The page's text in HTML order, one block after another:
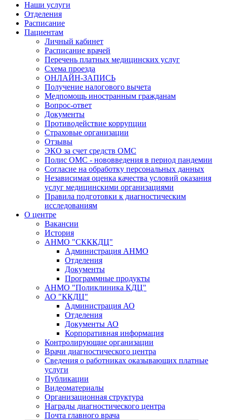
Наши услуги
Отделения
Расписание
Пациентам
Личный кабинет
Расписание врачей
Перечень платных медицинских услуг
Схема проезда
ОНЛАЙН-ЗАПИСЬ
Получение налогового вычета
Медпомощь иностранным гражданам
Вопрос-ответ
Документы
Противодействие коррупции
Страховые организации
Отзывы
ЭКО за счет средств ОМС
Полис ОМС - нововведения в период пандемии
Согласие на обработку персональных данных
Независимая оценка качества условий оказания
услуг медицинскими организациями
Правила подготовки к диагностическим
исследованиям
О центре
Вакансии
История
АНМО "СКККДЦ"
Администрация АНМО
Отделения
Документы
Программные продукты
АНМО "Поликлиника КДЦ"
АО "ККДЦ"
Администрация АО
Отделения
Документы АО
Корпоративная информация
Контролирующие организации
Врачи диагностического центра
Сведения о работниках оказывающих платные
услуги
Публикации
Видеоматериалы
Организационная структура
Награды диагностического центра
Почта главного врача